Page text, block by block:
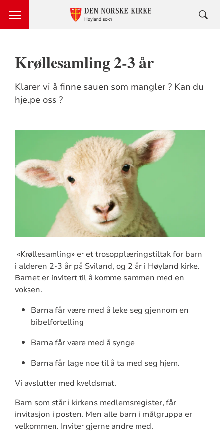
Krøllesamling 2-3 år
Klarer vi å finne sauen som mangler ? Kan du
hjelpe oss ?
«Krøllesamling» er et trosopplæringstiltak for barn
i alderen 2-3 år på Sviland, og 2 år i Høyland kirke.
Barnet er invitert til å komme sammen med en
voksen.
Barna får være med å leke seg gjennom en
bibelfortelling
Barna får være med å synge
Barna får lage noe til å ta med seg hjem.
Vi avslutter med kveldsmat.
Barn som står i kirkens medlemsregister, får
invitasjon i posten. Men alle barn i målgruppa er
velkommen. Inviter gjerne andre med.